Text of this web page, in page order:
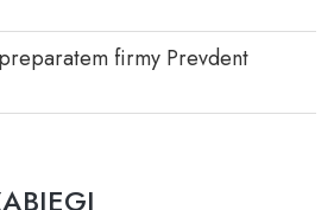
firmy Prevdent
ipolitykę prywatności